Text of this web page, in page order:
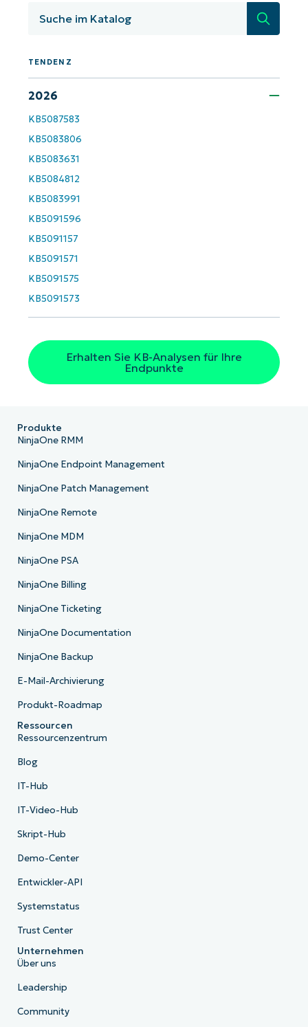
Suche
TENDENZ
2026
KB5087583
KB5083806
KB5083631
KB5084812
KB5083991
KB5091596
KB5091157
KB5091571
KB5091575
KB5091573
Erhalten Sie KB-Analysen für Ihre
Endpunkte
KB-Analysen!
and
name*
Business
email*
Phone
number*
Land
Company
Produkte
NinjaOne RMM
NinjaOne Endpoint Management
NinjaOne Patch Management
NinjaOne Remote
NinjaOne MDM
NinjaOne PSA
NinjaOne Billing
NinjaOne Ticketing
NinjaOne Documentation
NinjaOne Backup
E-Mail-Archivierung
Produkt-Roadmap
Ressourcen
Ressourcenzentrum
Blog
IT-Hub
IT-Video-Hub
Skript-Hub
Demo-Center
Entwickler-API
Systemstatus
Trust Center
Unternehmen
Über uns
Leadership
Community